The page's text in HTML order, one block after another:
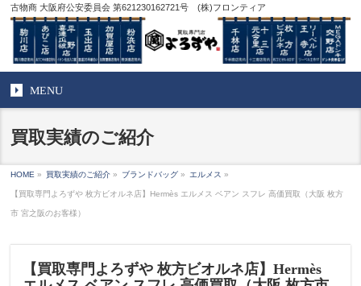
古物商 大阪府公安委員会 第621230162721号 (株)フロンティア
MENU
買取実績のご紹介
HOME » 買取実績のご紹介 » ブランドバッグ » エルメス »
【買取専門よろずや 枚方ビオルネ店】Hermès エルメス ベアン スフレ 高価買取（大阪 枚方
市 宮之阪のお客様）
【買取専門よろずや 枚方ビオルネ店】Hermès